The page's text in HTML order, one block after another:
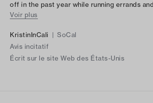
off in the past year while running errands
cannot afford to purchase a fourth and am
keep it safe
Voir plus
KristinInCali | SoCal
Avis incitatif
Écrit sur le site Web des États-Unis